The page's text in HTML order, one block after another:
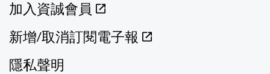
加入資誠會員
新增/取消訂閱電子報
隱私聲明